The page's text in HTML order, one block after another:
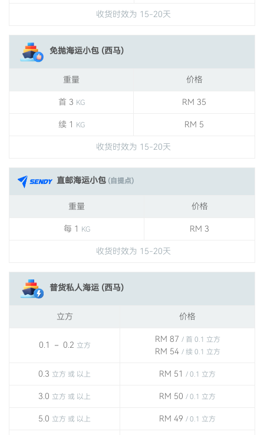
收货时效为 15-20天
免抛海运小包 (西马)
重量 价格
首 3 KG RM 35
续 1 KG RM 5
收货时效为 15-20天
直邮海运小包 (自提点)
重量 价格
每 1 KG RM 3
收货时效为 15-20天
普货私人海运 (西马)
立方 价格
0.1 － 0.2 立方
RM 87 / 首 0.1 立方
RM 54 / 续 0.1 立方
0.3 立方 或 以上 RM 51 / 0.1 立方
3.0 立方 或 以上 RM 50 / 0.1 立方
5.0 立方 或 以上 RM 49 / 0.1 立方